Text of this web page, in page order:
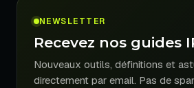
NEWSLETTER
Recevez nos guides
Nouveaux outils, définitions et
directement par email. Pas de